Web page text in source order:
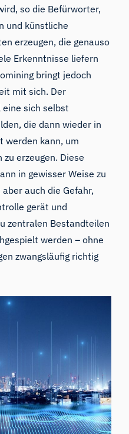
so die Befürworter,
und künstliche
erzeugen, die genauso
Erkenntnisse liefern
bringt jedoch
mit sich. Der
sich selbst
die dann wieder in
werden kann, um
erzeugen. Diese
in gewisser Weise zu
auch die Gefahr,
gerät und
zentralen Bestandteilen
werden – ohne
zwangsläufig richtig